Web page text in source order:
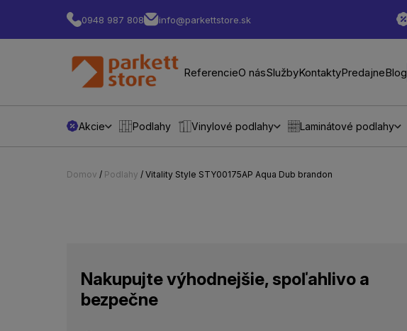
0948 987 808 info@parkettstore.sk
ReferencieO násSlužbyKontaktyPredajneBlog
Akcie Podlahy Vinylové podlahy Laminátové podlahy
Domov / Podlahy / Vitality Style STY00175AP Aqua Dub brandon
Nakupujte výhodnejšie, spoľahlivo a
bezpečne